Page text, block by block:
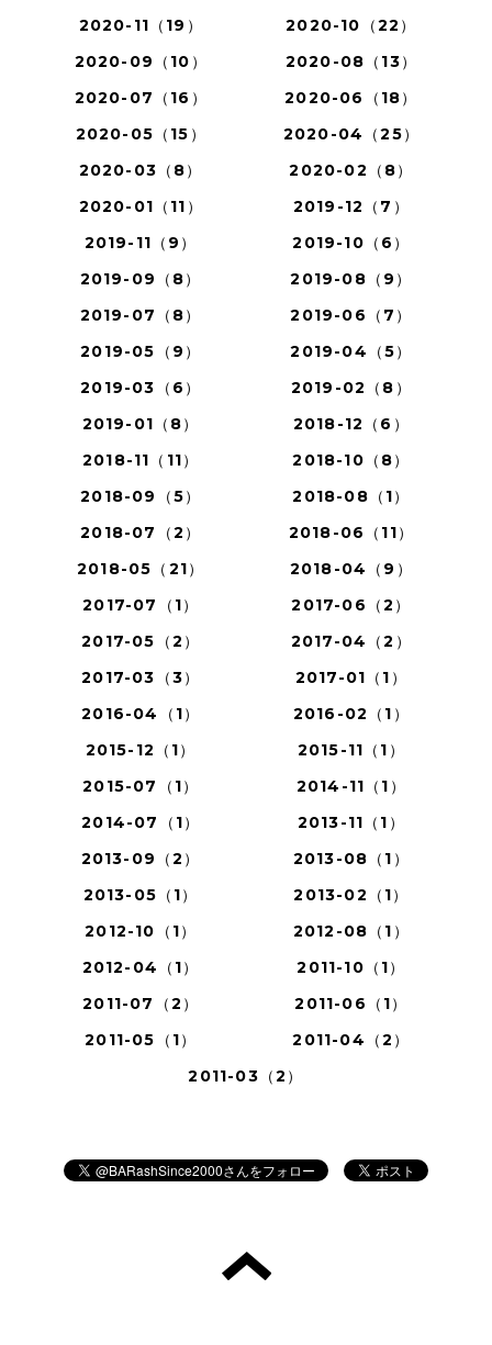
2020-11（19）
2020-10（22）
2020-09（10）
2020-08（13）
2020-07（16）
2020-06（18）
2020-05（15）
2020-04（25）
2020-03（8）
2020-02（8）
2020-01（11）
2019-12（7）
2019-11（9）
2019-10（6）
2019-09（8）
2019-08（9）
2019-07（8）
2019-06（7）
2019-05（9）
2019-04（5）
2019-03（6）
2019-02（8）
2019-01（8）
2018-12（6）
2018-11（11）
2018-10（8）
2018-09（5）
2018-08（1）
2018-07（2）
2018-06（11）
2018-05（21）
2018-04（9）
2017-07（1）
2017-06（2）
2017-05（2）
2017-04（2）
2017-03（3）
2017-01（1）
2016-04（1）
2016-02（1）
2015-12（1）
2015-11（1）
2015-07（1）
2014-11（1）
2014-07（1）
2013-11（1）
2013-09（2）
2013-08（1）
2013-05（1）
2013-02（1）
2012-10（1）
2012-08（1）
2012-04（1）
2011-10（1）
2011-07（2）
2011-06（1）
2011-05（1）
2011-04（2）
2011-03（2）